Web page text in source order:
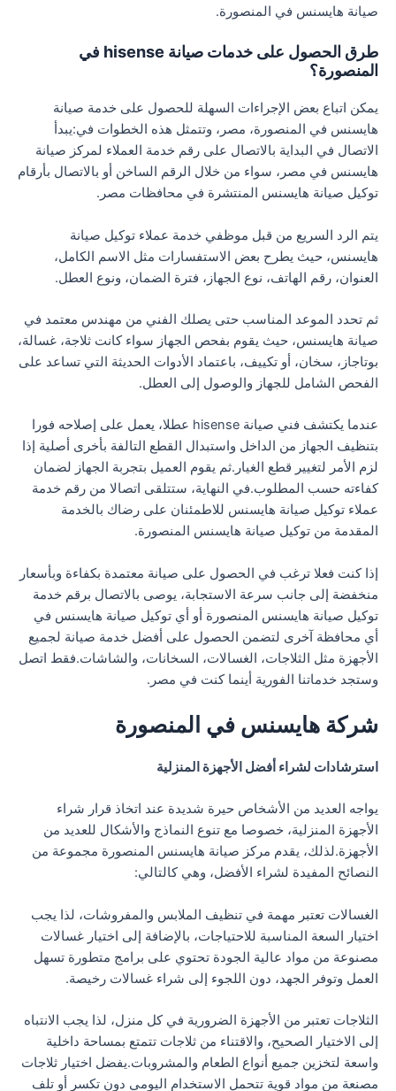
صيانة هايسنس في المنصورة.
طرق الحصول على خدمات صيانة hisense في
المنصورة؟
يمكن اتباع بعض الإجراءات السهلة للحصول على خدمة صيانة
هايسنس في المنصورة، مصر، وتتمثل هذه الخطوات في:يبدأ
الاتصال في البداية بالاتصال على رقم خدمة العملاء لمركز صيانة
هايسنس في مصر، سواء من خلال الرقم الساخن أو بالاتصال بأرقام
توكيل صيانة هايسنس المنتشرة في محافظات مصر.
يتم الرد السريع من قبل موظفي خدمة عملاء توكيل صيانة
هايسنس، حيث يطرح بعض الاستفسارات مثل الاسم الكامل،
العنوان، رقم الهاتف، نوع الجهاز، فترة الضمان، ونوع العطل.
ثم تحدد الموعد المناسب حتى يصلك الفني من مهندس معتمد في
صيانة هايسنس، حيث يقوم بفحص الجهاز سواء كانت ثلاجة، غسالة،
بوتاجاز، سخان، أو تكييف، باعتماد الأدوات الحديثة التي تساعد على
الفحص الشامل للجهاز والوصول إلى العطل.
عندما يكتشف فني صيانة hisense عطلا، يعمل على إصلاحه فورا
بتنظيف الجهاز من الداخل واستبدال القطع التالفة بأخرى أصلية إذا
لزم الأمر لتغيير قطع الغيار.ثم يقوم العميل بتجربة الجهاز لضمان
كفاءته حسب المطلوب.في النهاية، ستتلقى اتصالا من رقم خدمة
عملاء توكيل صيانة هايسنس للاطمئنان على رضاك بالخدمة
المقدمة من توكيل صيانة هايسنس المنصورة.
إذا كنت فعلا ترغب في الحصول على صيانة معتمدة بكفاءة وبأسعار
منخفضة إلى جانب سرعة الاستجابة، يوصى بالاتصال برقم خدمة
توكيل صيانة هايسنس المنصورة أو أي توكيل صيانة هايسنس في
أي محافظة آخرى لتضمن الحصول على أفضل خدمة صيانة لجميع
الأجهزة مثل الثلاجات، الغسالات، السخانات، والشاشات.فقط اتصل
وستجد خدماتنا الفورية أينما كنت في مصر.
شركة هايسنس في المنصورة
استرشادات لشراء أفضل الأجهزة المنزلية
يواجه العديد من الأشخاص حيرة شديدة عند اتخاذ قرار شراء
الأجهزة المنزلية، خصوصا مع تنوع النماذج والأشكال للعديد من
الأجهزة.لذلك، يقدم مركز صيانة هايسنس المنصورة مجموعة من
النصائح المفيدة لشراء الأفضل، وهي كالتالي:
الغسالات تعتبر مهمة في تنظيف الملابس والمفروشات، لذا يجب
اختيار السعة المناسبة للاحتياجات، بالإضافة إلى اختيار غسالات
مصنوعة من مواد عالية الجودة تحتوي على برامج متطورة تسهل
العمل وتوفر الجهد، دون اللجوء إلى شراء غسالات رخيصة.
الثلاجات تعتبر من الأجهزة الضرورية في كل منزل، لذا يجب الانتباه
إلى الاختيار الصحيح، والاقتناء من ثلاجات تتمتع بمساحة داخلية
واسعة لتخزين جميع أنواع الطعام والمشروبات.يفضل اختيار ثلاجات
مصنعة من مواد قوية تتحمل الاستخدام اليومي دون تكسر أو تلف